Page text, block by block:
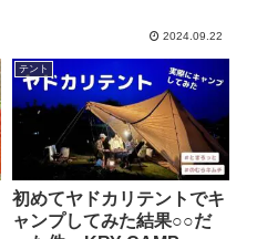
2024.09.22
テント
初めてヤドカリテントでキ
ャンプしてみた結果○○だ